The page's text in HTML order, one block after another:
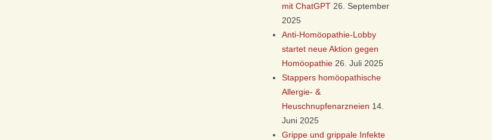
mit ChatGPT 26. September
2025
Anti-Homöopathie-Lobby
startet neue Aktion gegen
Homöopathie 26. Juli 2025
Stappers homöopathische
Allergie- &
Heuschnupfenarzneien 14.
Juni 2025
Grippe und grippale Infekte